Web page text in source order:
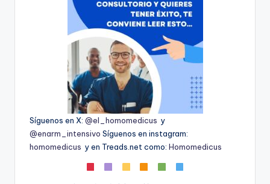
Síguenos en X: @el_homomedicus y
@enarm_intensivo Síguenos en instagram:
homomedicus y en Treads.net como: Homomedicus